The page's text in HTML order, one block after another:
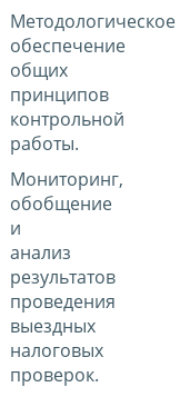
Методологическое
обеспечение
общих
принципов
контрольной
работы.
Мониторинг,
обобщение
и
анализ
результатов
проведения
выездных
налоговых
проверок.